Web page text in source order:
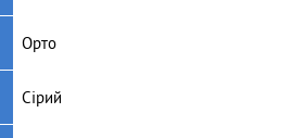
Орто
Сірий